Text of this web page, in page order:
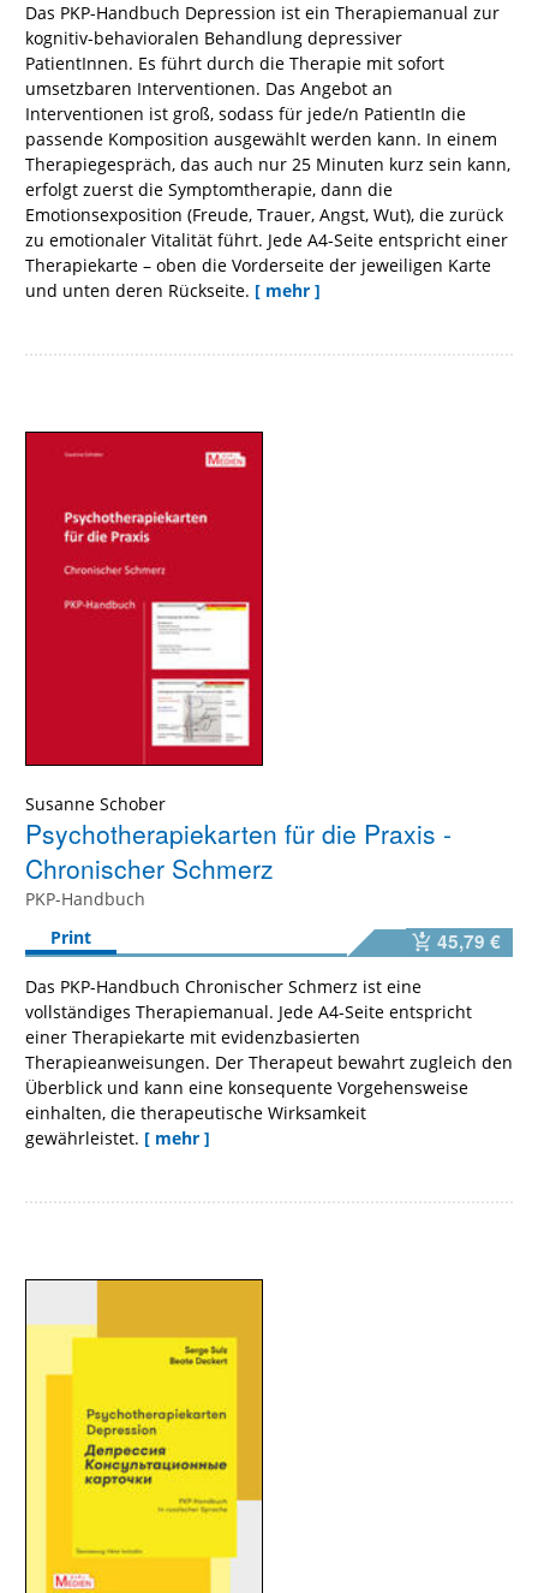
Das PKP-Handbuch Depression ist ein Therapiemanual zur
kognitiv-behavioralen Behandlung depressiver
PatientInnen. Es führt durch die Therapie mit sofort
umsetzbaren Interventionen. Das Angebot an
Interventionen ist groß, sodass für jede/n PatientIn die
passende Komposition ausgewählt werden kann. In einem
Therapiegespräch, das auch nur 25 Minuten kurz sein kann,
erfolgt zuerst die Symptomtherapie, dann die
Emotionsexposition (Freude, Trauer, Angst, Wut), die zurück
zu emotionaler Vitalität führt. Jede A4-Seite entspricht einer
Therapiekarte – oben die Vorderseite der jeweiligen Karte
und unten deren Rückseite. [ mehr ]
Susanne Schober
Psychotherapiekarten für die Praxis -
Chronischer Schmerz
PKP-Handbuch
Print
45,79 €
Das PKP-Handbuch Chronischer Schmerz ist eine
vollständiges Therapiemanual. Jede A4-Seite entspricht
einer Therapiekarte mit evidenzbasierten
Therapieanweisungen. Der Therapeut bewahrt zugleich den
Überblick und kann eine konsequente Vorgehensweise
einhalten, die therapeutische Wirksamkeit
gewährleistet. [ mehr ]